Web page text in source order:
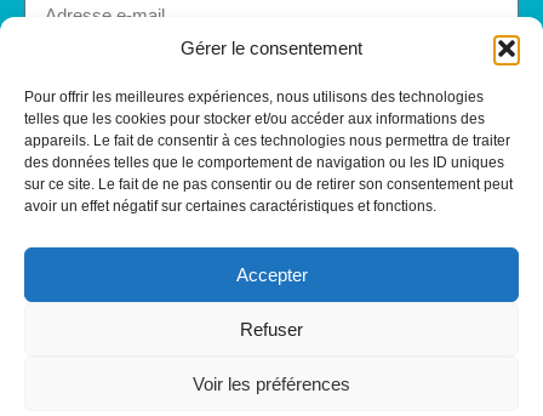
Gérer le consentement
Pour offrir les meilleures expériences, nous utilisons des technologies
telles que les cookies pour stocker et/ou accéder aux informations des
appareils. Le fait de consentir à ces technologies nous permettra de traiter
des données telles que le comportement de navigation ou les ID uniques
sur ce site. Le fait de ne pas consentir ou de retirer son consentement peut
avoir un effet négatif sur certaines caractéristiques et fonctions.
Accepter
Refuser
Voir les préférences
S'abonner
Mentions légales—Conditions générales d’utilisations
©L’Oasis Caen — CréationApollo Studio – Agence web